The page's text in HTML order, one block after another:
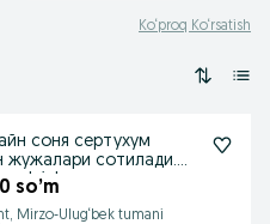
Ko‘proq Ko‘rsatish
соня сертухум
жужалари сотилади.
Jojalar
so’m
Mirzo-Ulug‘bek tumani